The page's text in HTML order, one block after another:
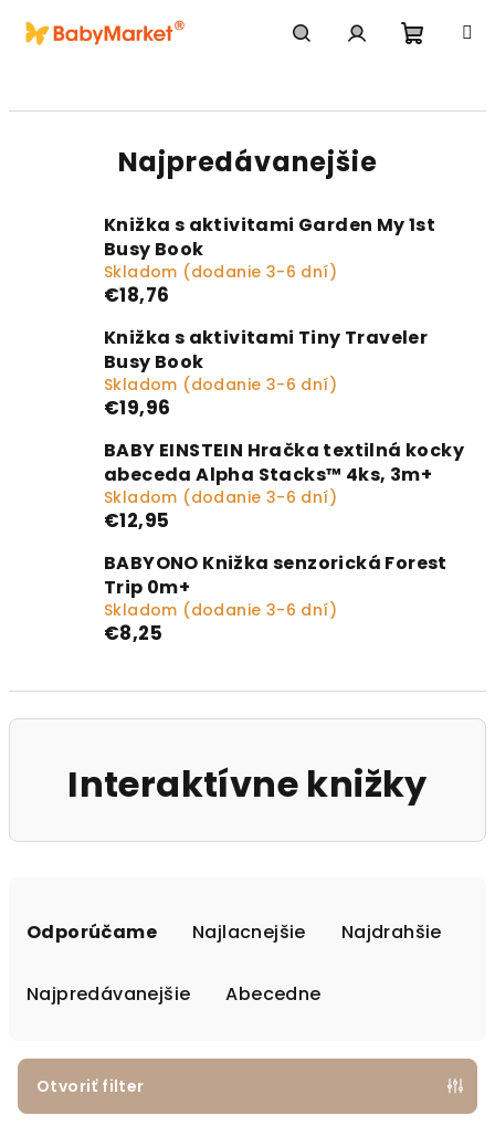
Najpredávanejšie
Knižka s aktivitami Garden My 1st
Busy Book
Skladom (dodanie 3-6 dní)
€18,76
Knižka s aktivitami Tiny Traveler
Busy Book
Skladom (dodanie 3-6 dní)
€19,96
BABY EINSTEIN Hračka textilná kocky
abeceda Alpha Stacks™ 4ks, 3m+
Skladom (dodanie 3-6 dní)
€12,95
BABYONO Knižka senzorická Forest
Trip 0m+
Skladom (dodanie 3-6 dní)
€8,25
Interaktívne knižky
Odporúčame Najlacnejšie Najdrahšie
Najpredávanejšie Abecedne
Otvoriť filter